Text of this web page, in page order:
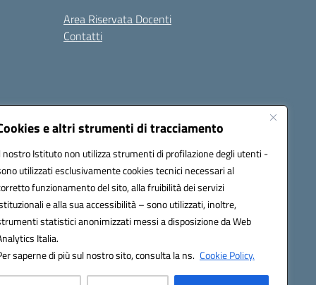
e altri strumenti di tracciamento
nostro Istituto non utilizza strumenti di profilazione degli utenti -
utilizzati esclusivamente cookies tecnici necessari al
funzionamento del sito, alla fruibilità dei servizi
e alla sua accessibilità – sono utilizzati, inoltre,
statistici anonimizzati messi a disposizione da Web
Italia.
saperne di più sul nostro sito, consulta la ns. Cookie Policy.
Area Riservata Docenti
Contatti
Seguici su: